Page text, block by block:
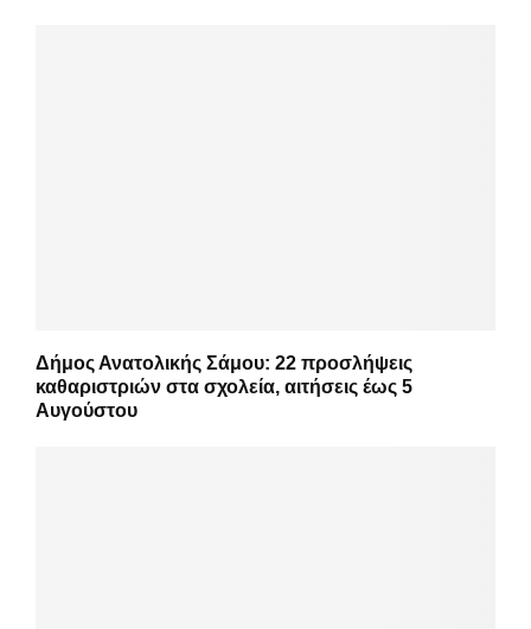
Δήμος Ανατολικής Σάμου: 22 προσλήψεις
καθαριστριών στα σχολεία, αιτήσεις έως 5
Αυγούστου